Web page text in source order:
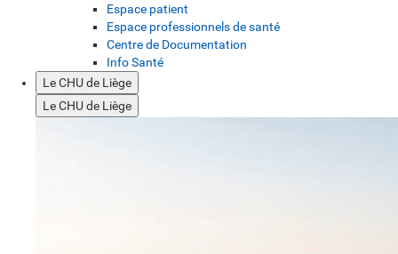
Espace patient
Espace professionnels de santé
Centre de Documentation
Info Santé
Le CHU de Liège
Le CHU de Liège